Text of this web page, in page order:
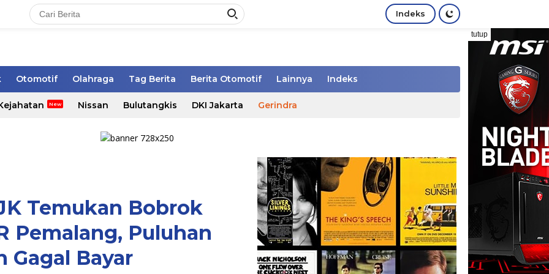
Indeks
tutup
Otomotif Olahraga Tag Berita Berita Otomotif Lainnya Indeks
Nissan Bulutangkis DKI Jakarta Gerindra
Temukan Bobrok
Pemalang, Puluhan
Gagal Bayar